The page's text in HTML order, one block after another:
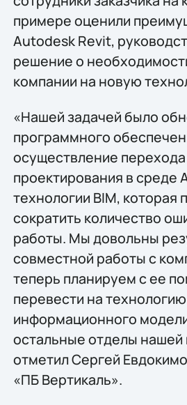
примере оценили
Autodesk Revit,
решение о
компании на новую
«Нашей задачей было
программного
осуществление
проектирования в среде
технологии BIM, которая
сократить количество
работы. Мы довольны
совместной работы с
теперь планируем с ее
перевести на технологию
информационного
остальные отделы нашей
отметил Сергей
«ПБ Вертикаль».